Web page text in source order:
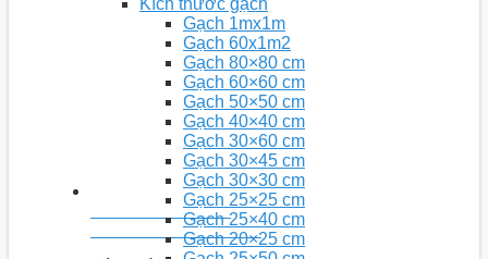
Youtobe: Nhà 5D
Kênh chia sẻ video kiến thức
Kích thước gạch
Gạch 1mx1m
Gạch 60x1m2
Gạch 80×80 cm
Gạch 60×60 cm
Gạch 50×50 cm
Gạch 40×40 cm
Gạch 30×60 cm
Gạch 30×45 cm
Gạch 30×30 cm
Gạch 25×25 cm
Gạch 25×40 cm
Gạch 20×25 cm